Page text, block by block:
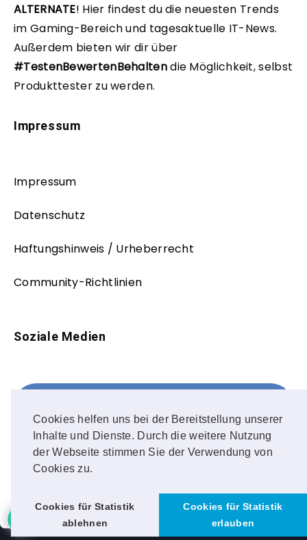
Cookies helfen uns bei der Bereitstellung unserer
Inhalte und Dienste. Durch die weitere Nutzung
der Webseite stimmen Sie der Verwendung von
Cookies zu.
Cookies für Statistik
ablehnen
Cookies für Statistik
erlauben
ALTERNATE! Hier findest du die neuesten Trends
im Gaming-Bereich und tagesaktuelle IT-News.
Außerdem bieten wir dir über
#TestenBewertenBehaltendie Möglichkeit, selbst
Produkttester zu werden.
Impressum
Impressum
Datenschutz
Haftungshinweis / Urheberrecht
Community-Richtlinien
Soziale Medien
FOLLOW ME!
Instagram
OUR PHOTOS!